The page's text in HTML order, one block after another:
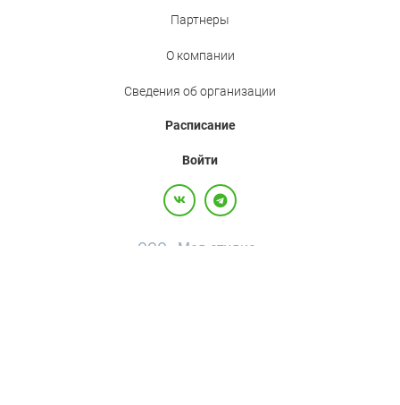
Партнеры
О компании
Сведения об организации
Расписание
Войти
ООО «Мед.студио»